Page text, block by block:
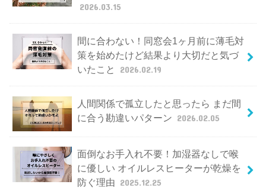
2026.03.15
間に合わない！同窓会1ヶ月前に薄毛対
策を始めたけど結果より大切だと気づ
いたこと
2026.02.19
人間関係で孤立したと思ったら まだ間
に合う勘違いパターン 2026.02.05
面倒なお手入れ不要！加湿器なしで喉
に優しい オイルレスヒーターが乾燥を
防ぐ理由 2025.12.25